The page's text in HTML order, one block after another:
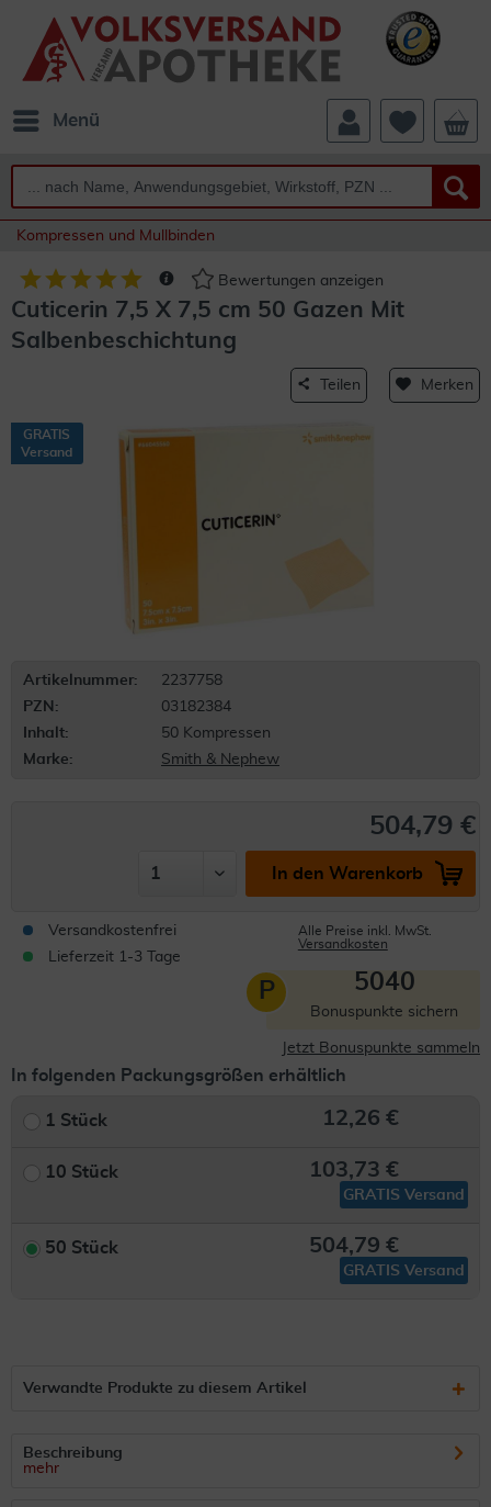
Menü
Kompressen und Mullbinden
Bewertungen anzeigen
Cuticerin 7,5 X 7,5 cm 50 Gazen Mit
Salbenbeschichtung
Teilen Merken
GRATIS
Versand
Artikelnummer:
2237758
PZN:
03182384
Inhalt:
50 Kompressen
Marke:
Smith & Nephew
504,79 €
In den Warenkorb
Versandkostenfrei
Lieferzeit 1-3 Tage
Alle Preise inkl. MwSt.
Versandkosten
P 5040
Bonuspunkte sichern
Jetzt Bonuspunkte sammeln
In folgenden Packungsgrößen erhältlich
1 Stück 12,26 €
10 Stück 103,73 €
GRATIS Versand
50 Stück 504,79 €
GRATIS Versand
Verwandte Produkte zu diesem Artikel
Beschreibung
mehr